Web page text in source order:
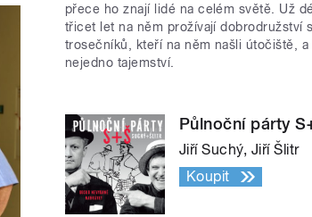
přece ho znají lidé na celém světě. Už
třicet let na něm prožívají dobrodružství
trosečníků, kteří na něm našli útočiště, a
nejedno tajemství.
Půlnoční párty
Jiří Suchý, Jiří Šlitr
Koupit